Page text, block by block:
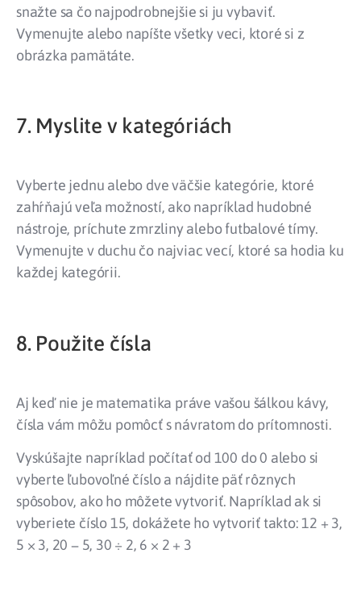
snažte sa čo najpodrobnejšie si ju vybaviť.
Vymenujte alebo napíšte všetky veci, ktoré si z
obrázka pamätáte.
7. Myslite v kategóriách
Vyberte jednu alebo dve väčšie kategórie, ktoré
zahŕňajú veľa možností, ako napríklad hudobné
nástroje, príchute zmrzliny alebo futbalové tímy.
Vymenujte v duchu čo najviac vecí, ktoré sa hodia ku
každej kategórii.
8. Použite čísla
Aj keď nie je matematika práve vašou šálkou kávy,
čísla vám môžu pomôcť s návratom do prítomnosti.
Vyskúšajte napríklad počítať od 100 do 0 alebo si
vyberte ľubovoľné číslo a nájdite päť rôznych
spôsobov, ako ho môžete vytvoriť. Napríklad ak si
vyberiete číslo 15, dokážete ho vytvoriť takto: 12 + 3,
5 × 3, 20 − 5, 30 ÷ 2, 6 × 2 + 3